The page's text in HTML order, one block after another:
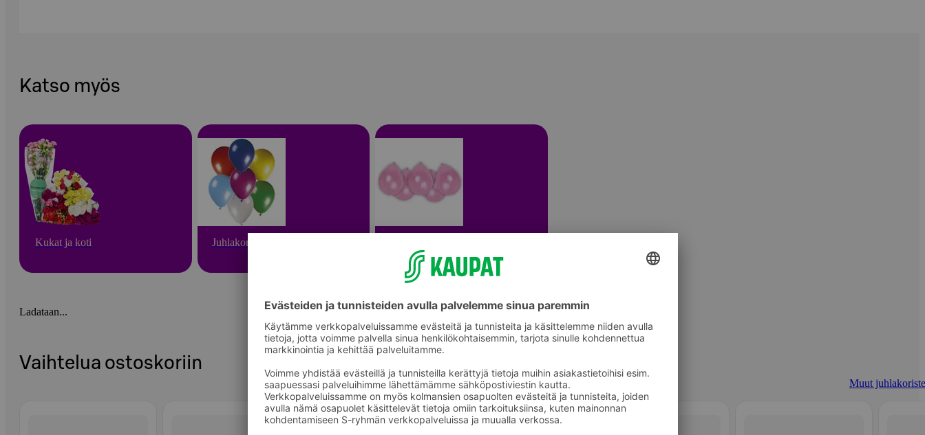
Katso myös
Kukat ja koti Juhlakoristeet
Ladataan...
Vaihtelua ostoskoriin
Muut